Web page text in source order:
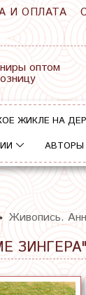
И ОПЛАТА
оптом
ЖИКЛЕ НА
АВТОРЫ
Живопись.